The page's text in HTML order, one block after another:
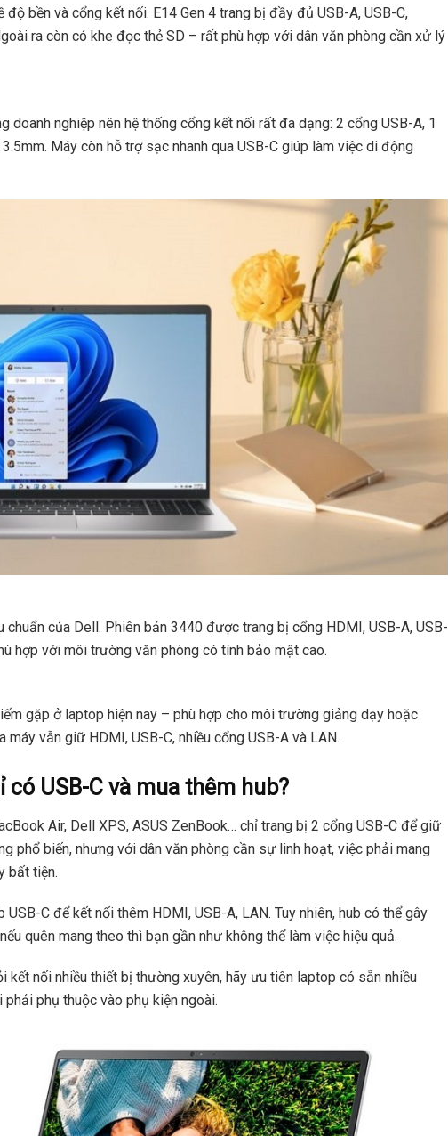
bền và cổng kết nối. E14 Gen 4 trang bị đầy đủ USB-A, USB-C,
ra còn có khe đọc thẻ SD – rất phù hợp với dân văn phòng cần xử lý
doanh nghiệp nên hệ thống cổng kết nối rất đa dạng: 2 cổng USB-A, 1
Máy còn hỗ trợ sạc nhanh qua USB-C giúp làm việc di động
chuẩn của Dell. Phiên bản 3440 được trang bị cổng HDMI, USB-A, USB-
hợp với môi trường văn phòng có tính bảo mật cao.
gặp ở laptop hiện nay – phù hợp cho môi trường giảng dạy hoặc
vẫn giữ HDMI, USB-C, nhiều cổng USB-A và LAN.
USB-C và mua thêm hub?
Air, Dell XPS, ASUS ZenBook… chỉ trang bị 2 cổng USB-C để giữ
phổ biến, nhưng với dân văn phòng cần sự linh hoạt, việc phải mang
bất tiện.
USB-C để kết nối thêm HDMI, USB-A, LAN. Tuy nhiên, hub có thể gây
quên mang theo thì bạn gần như không thể làm việc hiệu quả.
kết nối nhiều thiết bị thường xuyên, hãy ưu tiên laptop có sẵn nhiều
phụ thuộc vào phụ kiện ngoài.